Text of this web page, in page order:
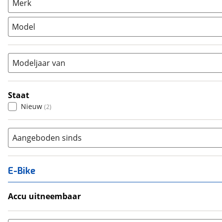
Stadsfiets (2)
Tandem
Merk
Model
Modeljaar van
Staat
Nieuw (2)
Aangeboden sinds
E-Bike
Accu uitneembaar